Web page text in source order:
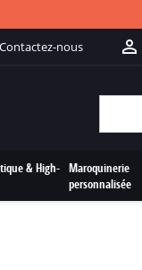
nous 
& High- Maroquinerie
personnalisée